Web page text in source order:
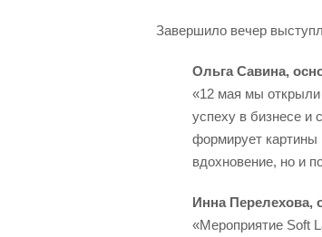
Завершило вечер
Ольга Савина,
«12 мая мы открыли
успеху в бизнесе и
формирует картины
вдохновение, но и
Инна Перелехова,
«Мероприятие Soft